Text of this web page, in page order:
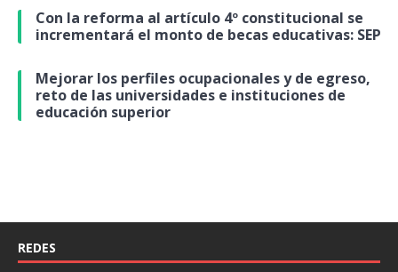
Con la reforma al artículo 4º constitucional se
incrementará el monto de becas educativas: SEP
Mejorar los perfiles ocupacionales y de egreso,
reto de las universidades e instituciones de
educación superior
REDES